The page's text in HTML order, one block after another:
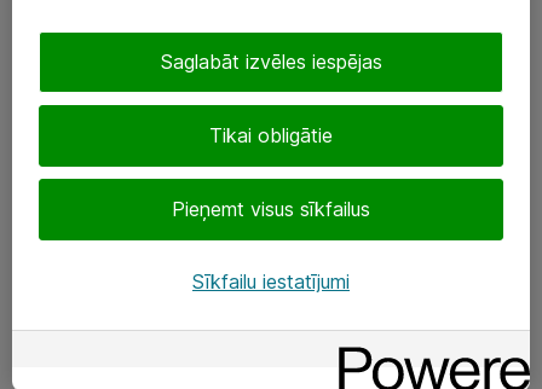
+(371) 67 81 90 50
eShop@atea.lv
Sekojiet mums
Tikai obligātie
Pieņemt visus sīkfailus
Saglabāt izvēles iespējas
Sīkfailu iestatījumi